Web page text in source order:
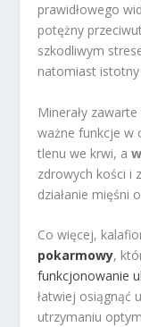
prawidłowego
potężny
szkodliwym
natomiast istotny
Minerały
ważne funkcje w
tlenu we krwi, a
zdrowych kości i
działanie mięśni
Co więcej,
pokarmowy,
funkcjonowanie
łatwiej osiągnąć
utrzymaniu